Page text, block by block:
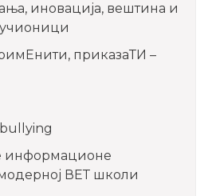
иновација, вештина и
приказаТИ –
информационе
ВЕТ школи